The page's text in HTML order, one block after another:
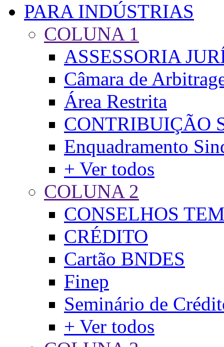
PARA INDÚSTRIAS
COLUNA 1
ASSESSORIA
Câmara de
Área Restrita
CONTRIBUIÇÃO
Enquadramento
+ Ver todos
COLUNA 2
CONSELHOS
CRÉDITO
Cartão BNDES
Finep
Seminário de
+ Ver todos